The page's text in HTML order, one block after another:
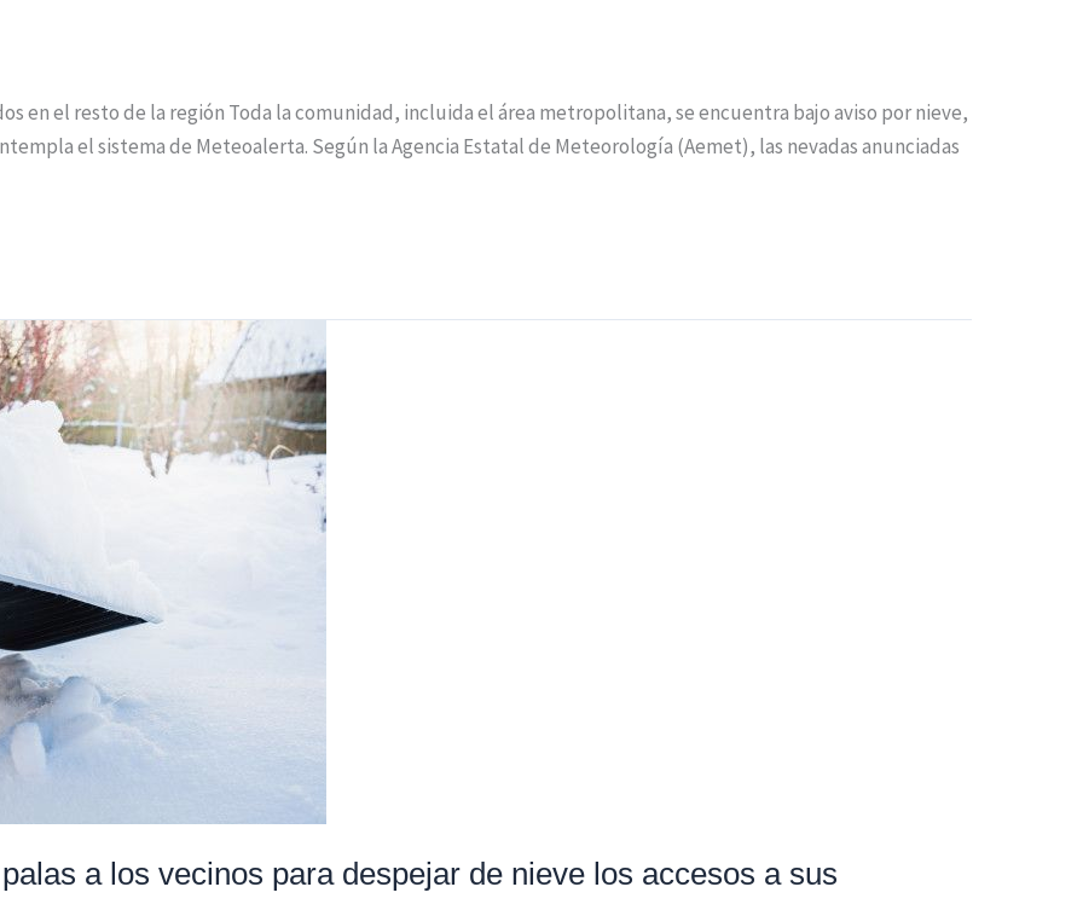
en el resto de la región Toda la comunidad, incluida el área metropolitana, se encuentra bajo aviso por nieve,
el sistema de Meteoalerta. Según la Agencia Estatal de Meteorología (Aemet), las nevadas anunciadas
a los vecinos para despejar de nieve los accesos a sus